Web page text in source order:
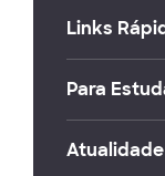
Links
Para
Atualidade